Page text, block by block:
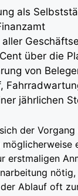
als
aller
über die
von
jährlichen
der
erstmaligen
Ablauf oft